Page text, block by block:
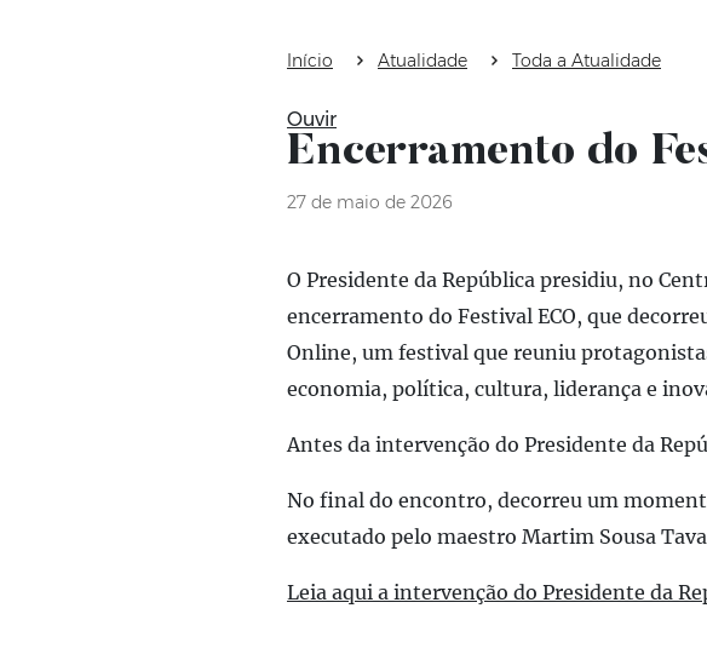
Início Atualidade Toda a Atualidade
Ouvir
Encerramento do
27 de maio de 2026
O Presidente da República presidiu, no
encerramento do Festival ECO, que
Online, um festival que reuniu
economia, política, cultura, liderança e
Antes da intervenção do Presidente da
No final do encontro, decorreu um
executado pelo maestro Martim Sousa
Leia aqui a intervenção do Presidente da